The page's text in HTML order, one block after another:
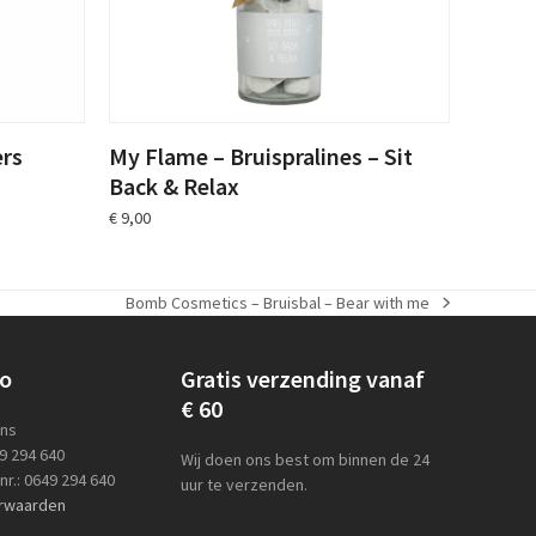
My Flame – Bruispralines – Sit
Back & Relax
€9,00
next
Bomb Cosmetics – Bruisbal – Bear with me
294 640
0649 294 640
Gratis verzending vanaf
€ 60
Wij doen ons best om binnen de 24
uur te verzenden.